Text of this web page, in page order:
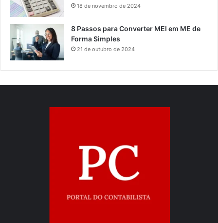
18 de novembro de 2024
8 Passos para Converter MEI em ME de
Forma Simples
21 de outubro de 2024